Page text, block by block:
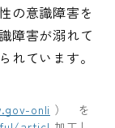
の意識障害を
障害が溺れて
れています。
onli ） を